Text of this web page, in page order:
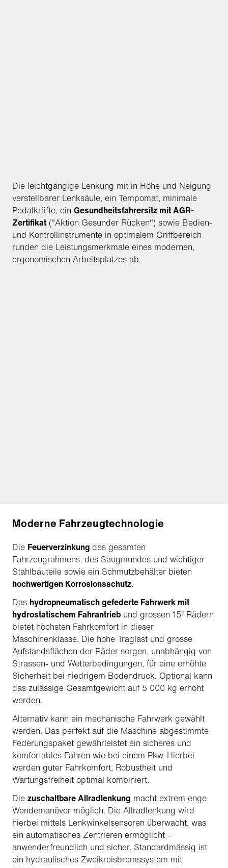
Die leichtgängige Lenkung mit in Höhe und Neigung
verstellbarer Lenksäule, ein Tempomat, minimale
Pedalkräfte, ein Gesundheitsfahrersitz mit AGR-
Zertifikat("Aktion Gesunder Rücken") sowie Bedien-
und Kontrollinstrumente in optimalem Griffbereich
runden die Leistungsmerkmale eines modernen,
ergonomischen Arbeitsplatzes ab.
Moderne Fahrzeugtechnologie
Die Feuerverzinkung des gesamten
Fahrzeugrahmens, des Saugmundes und wichtiger
Stahlbauteile sowie ein Schmutzbehälter bieten
hochwertigen Korrosionsschutz.
Das hydropneumatisch gefederte Fahrwerk mit
hydrostatischem Fahrantrieb und grossen 15“ Rädern
bietet höchsten Fahrkomfort in dieser
Maschinenklasse. Die hohe Traglast und grosse
Aufstandsflächen der Räder sorgen, unabhängig von
Strassen- und Wetterbedingungen, für eine erhöhte
Sicherheit bei niedrigem Bodendruck. Optional kann
das zulässige Gesamtgewicht auf 5 000 kg erhöht
werden.
Alternativ kann ein mechanische Fahrwerk gewählt
werden. Das perfekt auf die Maschine abgestimmte
Federungspaket gewährleistet ein sicheres und
komfortables Fahren wie bei einem Pkw. Hierbei
werden guter Fahrkomfort, Robustheit und
Wartungsfreiheit optimal kombiniert.
Die zuschaltbare Allradlenkung macht extrem enge
Wendemanöver möglich. Die Allradlenkung wird
hierbei mittels Lenkwinkelsensoren überwacht, was
ein automatisches Zentrieren ermöglicht –
anwenderfreundlich und sicher. Standardmässig ist
ein hydraulisches Zweikreisbremssystem mit